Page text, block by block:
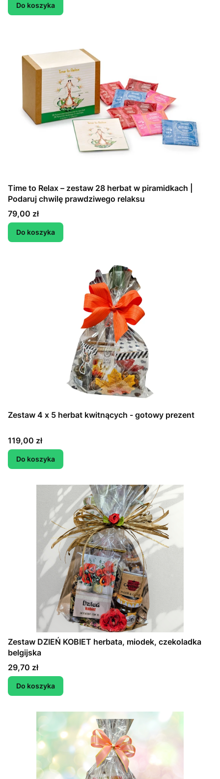
Do koszyka
Time to Relax – zestaw 28 herbat w piramidkach |
Podaruj chwilę prawdziwego relaksu
Cena
79,00 zł
Do koszyka
Zestaw 4 x 5 herbat kwitnących - gotowy prezent
Cena
119,00 zł
Do koszyka
Zestaw DZIEŃ KOBIET herbata, miodek, czekoladka
belgijska
Cena
29,70 zł
Do koszyka